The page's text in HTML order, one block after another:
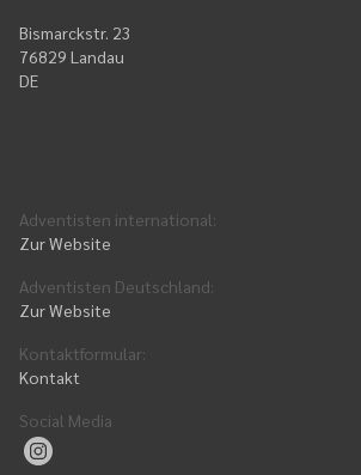
Bismarckstr. 23
76829 Landau
DE
Adventisten international:
Zur Website
Adventisten Deutschland:
Zur Website
Kontaktformular:
Kontakt
Social Media